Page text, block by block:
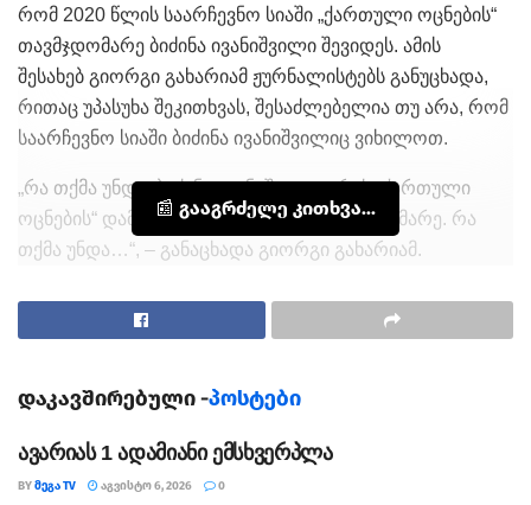
რომ 2020 წლის საარჩევნო სიაში „ქართული ოცნების“
თავმჯდომარე ბიძინა ივანიშვილი შევიდეს. ამის
შესახებ გიორგი გახარიამ ჟურნალისტებს განუცხადა,
რითაც უპასუხა შეკითხვას, შესაძლებელია თუ არა, რომ
საარჩევნო სიაში ბიძინა ივანიშვილიც ვიხილოთ.
„რა თქმა უნდა, ბიძინა ივანიშვილი არის „ქართული
ოცნების“ დამფუძნებელი და მისი თავმჯდომარე. რა
თქმა უნდა…“, – განაცხადა გიორგი გახარიამ.
📰 გააგრძელე კითხვა...
დაკავშირებული -პოსტები
ავარიას 1 ადამიანი ემსხვერპლა
BYᲛᲔᲒᲐ TV ᲐᲒᲕᲘᲡᲢᲝ 6, 2026 0